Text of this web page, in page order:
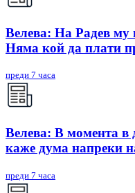
Велева: На Радев му
Няма кой да плати
преди 7 часа
Велева: В момента в
каже дума напреки
преди 7 часа